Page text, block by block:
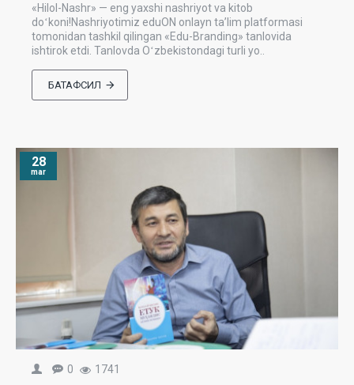
«Hilol-Nashr» — eng yaxshi nashriyot va kitob
doʻkoni!Nashriyotimiz eduON onlayn taʼlim platformasi
tomonidan tashkil qilingan «Edu-Branding» tanlovida
ishtirok etdi. Tanlovda Oʻzbekistondagi turli yo..
БАТАФСИЛ
28
mar
0 1741